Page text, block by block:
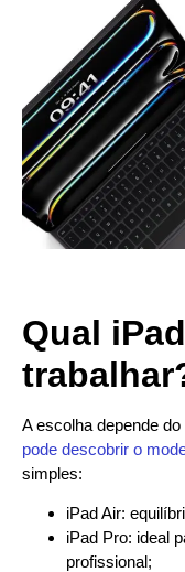
Qual
A escolha depende
pode descobrir o
simples:
iPad Air:
iPad Pro: ideal
profissional;